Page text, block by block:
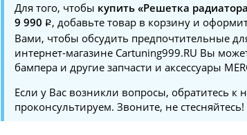
Для того, чтобы купить «Решетка
9 990
, добавьте товар в корзину и
Вами, чтобы обсудить предпочтительные
интернет-магазине Cartuning999.RU Вы
бампера и другие запчасти и аксессуары
Если у Вас возникли вопросы, обратитесь к
проконсультируем. Звоните, не стесняйтесь!